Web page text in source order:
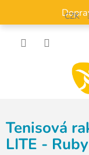
obsah
CZK
Tenisová
LITE -